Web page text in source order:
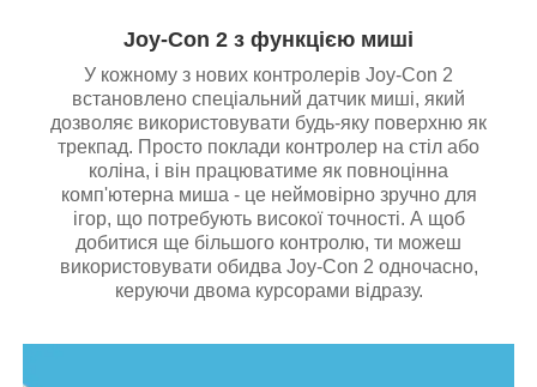
Joy-Con 2 з функцією миші
У кожному з нових контролерів Joy-Con 2
встановлено спеціальний датчик миші, який
дозволяє використовувати будь-яку поверхню як
трекпад. Просто поклади контролер на стіл або
коліна, і він працюватиме як повноцінна
комп'ютерна миша - це неймовірно зручно для
ігор, що потребують високої точності. А щоб
добитися ще більшого контролю, ти можеш
використовувати обидва Joy-Con 2 одночасно,
керуючи двома курсорами відразу.